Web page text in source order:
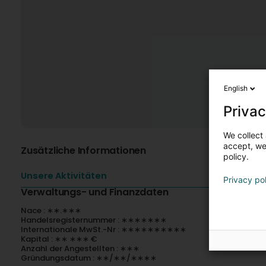
Zusätzliche Informationen
Unsere Aktivitäten
Verwaltungs- und Finanzdaten
Nace : ∗∗.∗∗∗
Handelsregisternummer : ∗∗∗∗∗∗∗
Internationale MwSt.-Nr : ∗∗∗∗∗∗∗∗∗∗
Kapital : ∗∗ ∗∗∗ €
Anzahl der Angestellten : ∗∗∗
Gründungsdatum : ∗∗/∗∗/∗∗∗∗
English
We
accept,
policy.
Privacy